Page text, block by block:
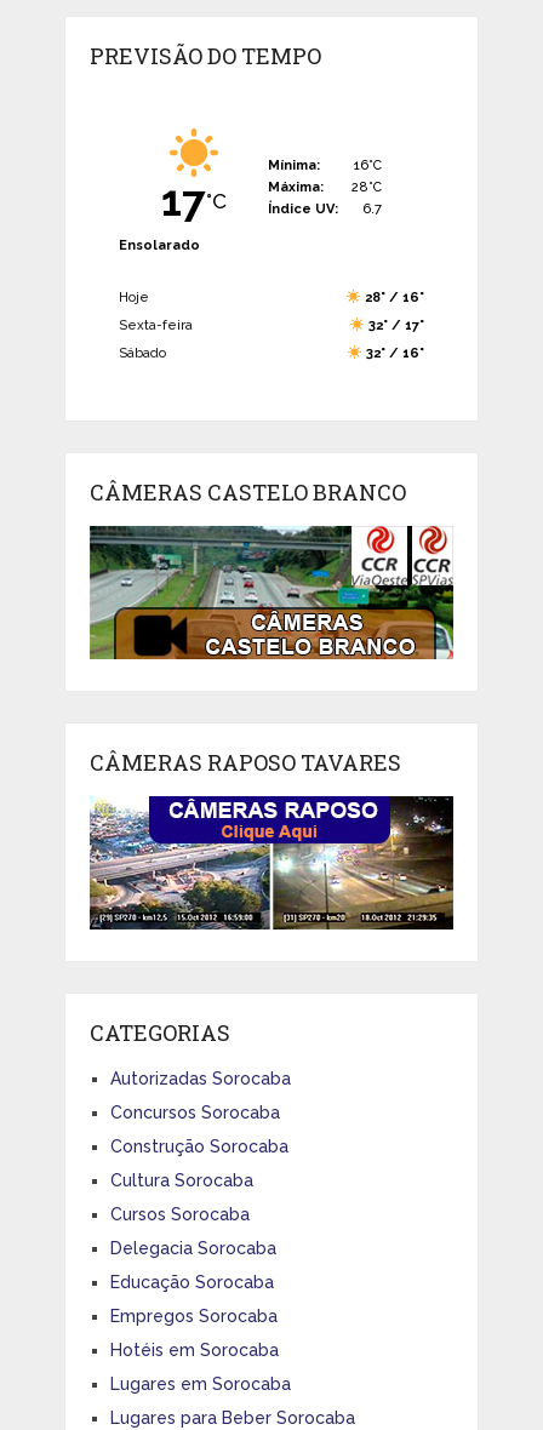
PREVISÃO DO TEMPO
17°C
Mínima:
16°C
Máxima:
28°C
Índice UV:
6.7
Ensolarado
Hoje
28° / 16°
Sexta-feira
32° / 17°
Sábado
32° / 16°
CÂMERAS CASTELO BRANCO
CÂMERAS RAPOSO TAVARES
CATEGORIAS
Autorizadas Sorocaba
Concursos Sorocaba
Construção Sorocaba
Cultura Sorocaba
Cursos Sorocaba
Delegacia Sorocaba
Educação Sorocaba
Empregos Sorocaba
Hotéis em Sorocaba
Lugares em Sorocaba
Lugares para Beber Sorocaba